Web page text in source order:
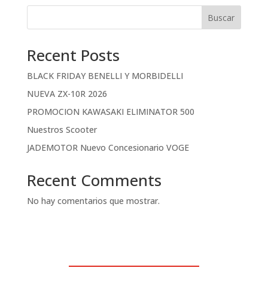
Buscar
Recent Posts
BLACK FRIDAY BENELLI Y MORBIDELLI
NUEVA ZX-10R 2026
PROMOCION KAWASAKI ELIMINATOR 500
Nuestros Scooter
JADEMOTOR Nuevo Concesionario VOGE
Recent Comments
No hay comentarios que mostrar.